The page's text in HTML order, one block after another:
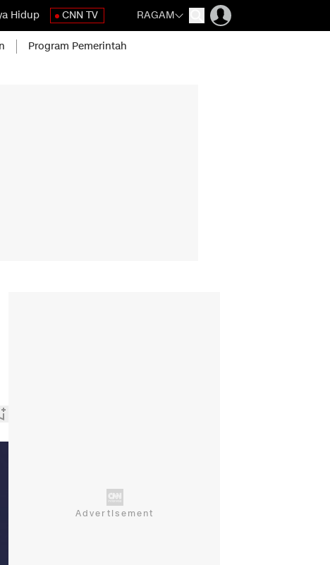
Hidup CNN TV RAGAM
Program Pemerintah